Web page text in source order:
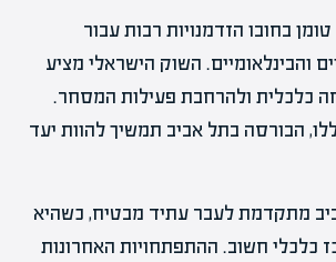
בחובו הזדמנויות רבות עבור
והבינלאומיים. השוק הישראלי מציע
כלכלית ולהרחבת פעילות המסחר.
הבורסה בתל אביב תמשיך להוות יעד
מתקדמת לעבר עתיד מבטיח, כשהיא
כלכלי חשוב. ההתפתחויות האחרונות